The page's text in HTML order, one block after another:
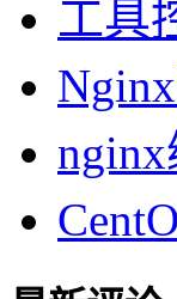
工具
nginx